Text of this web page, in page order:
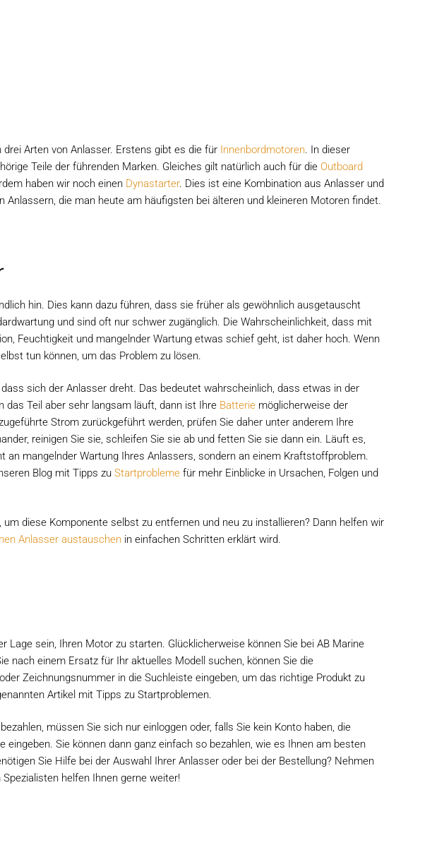
Arten von Anlasser. Erstens gibt es die für Innenbordmotoren. In dieser
Teile der führenden Marken. Gleiches gilt natürlich auch für die Outboard
haben wir noch einen Dynastarter. Dies ist eine Kombination aus Anlasser und
Anlassern, die man heute am häufigsten bei älteren und kleineren Motoren findet.
hin. Dies kann dazu führen, dass sie früher als gewöhnlich ausgetauscht
und sind oft nur schwer zugänglich. Die Wahrscheinlichkeit, dass mit
Feuchtigkeit und mangelnder Wartung etwas schief geht, ist daher hoch. Wenn
tun können, um das Problem zu lösen.
sich der Anlasser dreht. Das bedeutet wahrscheinlich, dass etwas in der
Teil aber sehr langsam läuft, dann ist Ihre Batterie möglicherweise der
Strom zurückgeführt werden, prüfen Sie daher unter anderem Ihre
reinigen Sie sie, schleifen Sie sie ab und fetten Sie sie dann ein. Läuft es,
an mangelnder Wartung Ihres Anlassers, sondern an einem Kraftstoffproblem.
Blog mit Tipps zuStartprobleme für mehr Einblicke in Ursachen, Folgen und
diese Komponente selbst zu entfernen und neu zu installieren? Dann helfen wir
Anlasser austauschen in einfachen Schritten erklärt wird.
Lage sein, Ihren Motor zu starten. Glücklicherweise können Sie bei AB Marine
nach einem Ersatz für Ihr aktuelles Modell suchen, können Sie die
Zeichnungsnummer in die Suchleiste eingeben, um das richtige Produkt zu
Artikel mit Tipps zu Startproblemen.
müssen Sie sich nur einloggen oder, falls Sie kein Konto haben, die
Sie können dann ganz einfach so bezahlen, wie es Ihnen am besten
Sie Hilfe bei der Auswahl Ihrer Anlasser oder bei der Bestellung? Nehmen
helfen Ihnen gerne weiter!